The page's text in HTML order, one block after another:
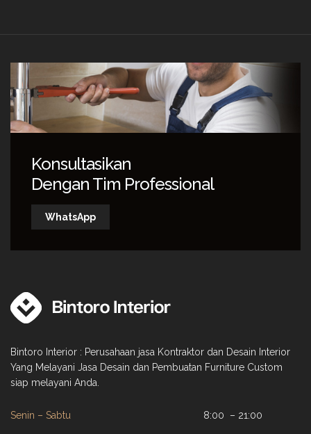
Konsultasikan
Dengan Tim Professional
WhatsApp
Bintoro Interior : Perusahaan jasa Kontraktor dan Desain Interior
Yang Melayani Jasa Desain dan Pembuatan Furniture Custom
siap melayani Anda.
Senin – Sabtu 8:00 – 21:00